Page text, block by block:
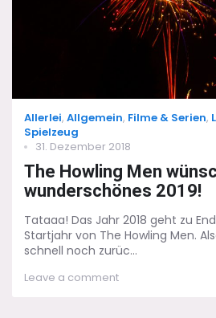
Categories
Allerlei, Allgemein, Filme & Serien,
Spielzeug
Posted
on
31. Dezember 2018
The Howling Men
wunderschönes 2019!
Tataaa! Das Jahr 2018 geht zu
Startjahr von The Howling Men.
schnell noch zurüc...
Leave a commenton